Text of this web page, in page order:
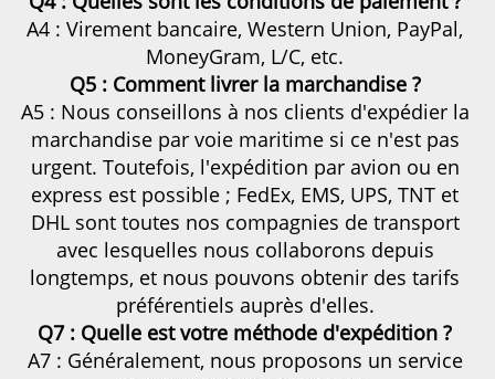
A4 : Virement bancaire, Western Union, PayPal,
MoneyGram, L/C, etc.
Q5 : Comment livrer la marchandise ?
A5 : Nous conseillons à nos clients d'expédier la
marchandise par voie maritime si ce n'est pas
urgent. Toutefois, l'expédition par avion ou en
express est possible ; FedEx, EMS, UPS, TNT et
DHL sont toutes nos compagnies de transport
avec lesquelles nous collaborons depuis
longtemps, et nous pouvons obtenir des tarifs
préférentiels auprès d'elles.
Q7 : Quelle est votre méthode d'expédition ?
A7 : Généralement, nous proposons un service